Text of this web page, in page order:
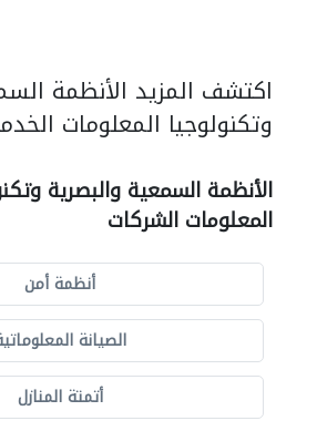
اكتشف المزيد الأنظمة
وتكنولوجيا المعلومات
الأنظمة السمعية والبصرية
المعلومات الشركات
أنظمة أمن
الصيانة
أتمتة المنازل